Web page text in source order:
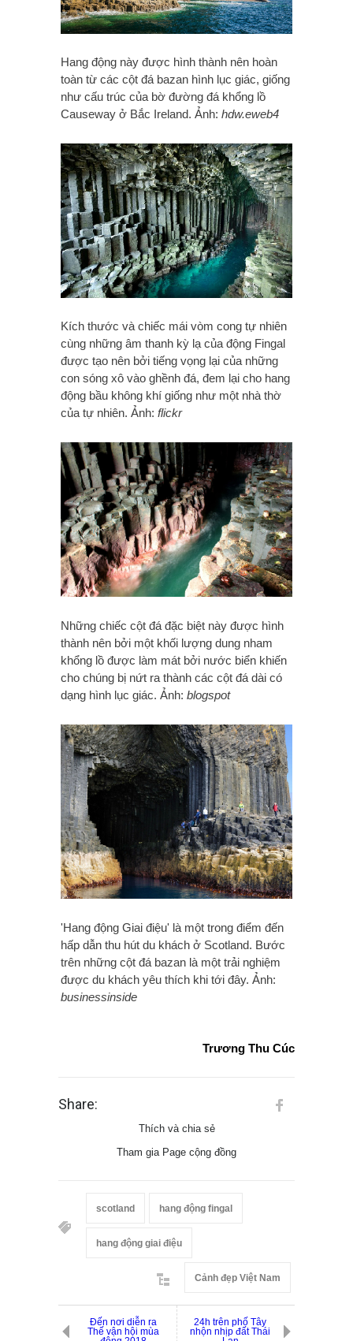
Hang động này được hình thành nên hoàn
toàn từ các cột đá bazan hình lục giác, giống
như cấu trúc của bờ đường đá khổng lồ
Causeway ở Bắc Ireland. Ảnh: hdw.eweb4
Kích thước và chiếc mái vòm cong tự nhiên
cùng những âm thanh kỳ lạ của động Fingal
được tạo nên bởi tiếng vọng lại của những
con sóng xô vào ghềnh đá, đem lại cho hang
động bầu không khí giống như một nhà thờ
của tự nhiên. Ảnh: flickr
Những chiếc cột đá đặc biệt này được hình
thành nên bởi một khối lượng dung nham
khổng lồ được làm mát bởi nước biển khiến
cho chúng bị nứt ra thành các cột đá dài có
dạng hình lục giác. Ảnh: blogspot
'Hang động Giai điệu' là một trong điểm đến
hấp dẫn thu hút du khách ở Scotland. Bước
trên những cột đá bazan là một trải nghiệm
được du khách yêu thích khi tới đây. Ảnh:
businessinside
Trương Thu Cúc
Share:
Thích và chia sẻ
Tham gia Page cộng đồng
scotland hang động fingal
hang động giai điệu
Cảnh đẹp Việt Nam
Đến nơi diễn ra
Thế vận hội mùa
24h trên phố Tây
nhộn nhịp đất Thái